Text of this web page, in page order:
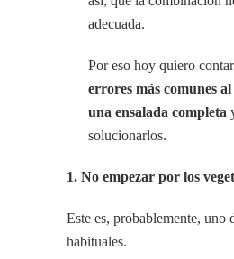
adecuada.
Por eso hoy quiero
errores más comunes
una ensalada completa
solucionarlos.
1. No empezar por los
Este es, probablemente, uno
habituales.